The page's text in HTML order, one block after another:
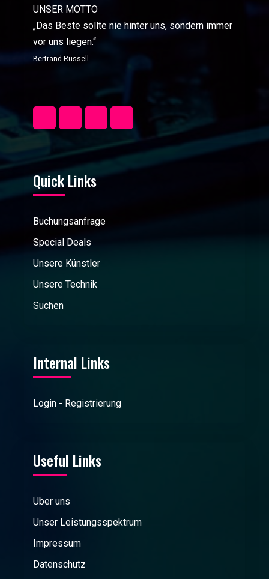
UNSER MOTTO
„Das Beste sollte nie hinter uns, sondern immer
vor uns liegen.“
Bertrand Russell
Quick Links
Buchungsanfrage
Special Deals
Unsere Künstler
Unsere Technik
Suchen
Internal Links
Login - Registrierung
Useful Links
Über uns
Unser Leistungsspektrum
Impressum
Datenschutz